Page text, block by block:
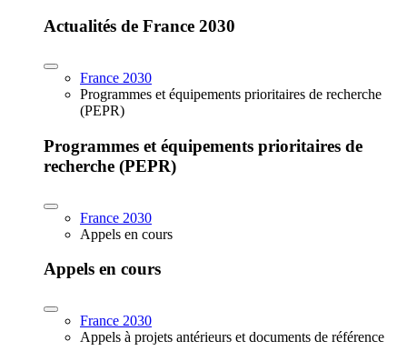
Actualités de France 2030
France 2030
Programmes et équipements prioritaires de recherche
(PEPR)
Programmes et équipements prioritaires de
recherche (PEPR)
France 2030
Appels en cours
Appels en cours
France 2030
Appels à projets antérieurs et documents de référence